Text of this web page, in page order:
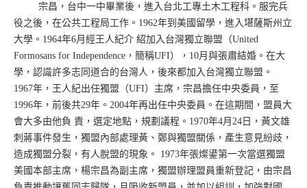
宗昌，台中一中畢業後，進入台北工專土木工程科。服完兵
役之後，在公共工程局工作。1962年到美國留學，進入堪薩斯州立
大學。1964年6月經王人紀介 紹加入台灣獨立聯盟（United
Formosans for Independence，簡稱UFI），10月與張肅結婚。在大
學，認識許多志同道合的台灣人，後來都加入台灣獨立聯盟。
1967年，王人紀出任獨盟（UFI）主席，宗昌擔任中央委員，至
1996年，前後共29年。2004年再出任中央委員。在這期間，盟員大
會大多由他負 責，選定地點，規劃議程。1970年4月24日，黃文雄
刺蔣事件發生，獨盟內部處理黃、鄭與獨盟關係，產生意見紛歧，
造成獨盟分裂，有人脫盟的現象。 1973年張燦鍙第一次當選獨盟
美國本部主席，楊宗昌為副主席，獨盟辦理盟員重新登記，由宗昌